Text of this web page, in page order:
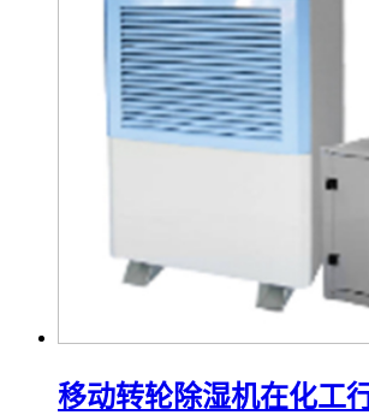
移动转轮除湿机在化工